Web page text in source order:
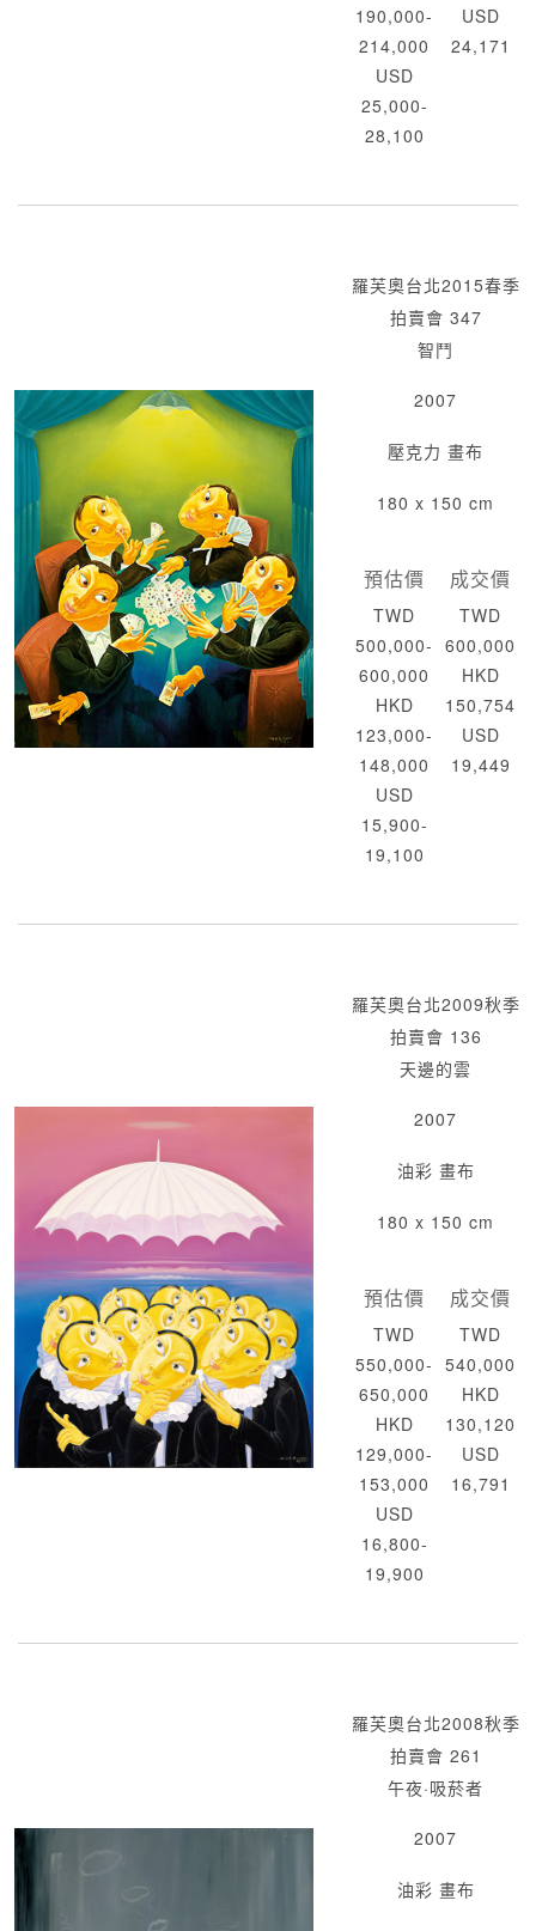
190,000-
214,000
USD
25,000-
28,100
USD
24,171
羅芙奧台北2015春季
拍賣會 347
智鬥
2007
壓克力 畫布
180 x 150 cm
預估價
TWD
500,000-
600,000
HKD
123,000-
148,000
USD
15,900-
19,100
成交價
TWD
600,000
HKD
150,754
USD
19,449
羅芙奧台北2009秋季
拍賣會 136
天邊的雲
2007
油彩 畫布
180 x 150 cm
預估價
TWD
550,000-
650,000
HKD
129,000-
153,000
USD
16,800-
19,900
成交價
TWD
540,000
HKD
130,120
USD
16,791
羅芙奧台北2008秋季
拍賣會 261
午夜·吸菸者
2007
油彩 畫布